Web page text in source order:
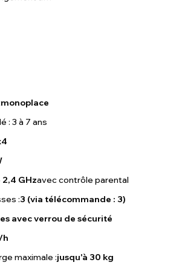
monoplace
: 3 à 7 ans
GHzavec contrôle parental
:3 (via télécommande : 3)
avec verrou de sécurité
h
maximale :jusqu'à 30 kg